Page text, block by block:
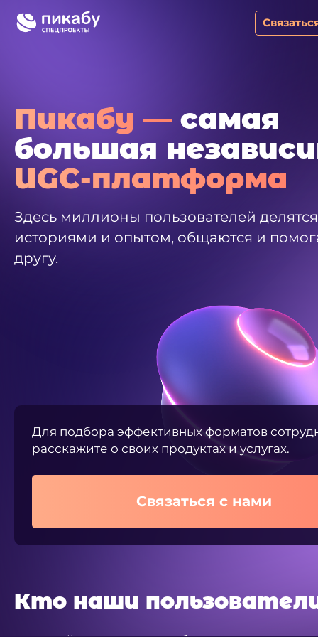
Пикабу —самая
большая
UGC-платформа
Здесь миллионы пользователей
историями и опытом, общаются и
другу.
Для подбора эффективных форматов
расскажите о своих продуктах и услугах.
Связаться с нами
Кто наши
Медиакит Пикабу